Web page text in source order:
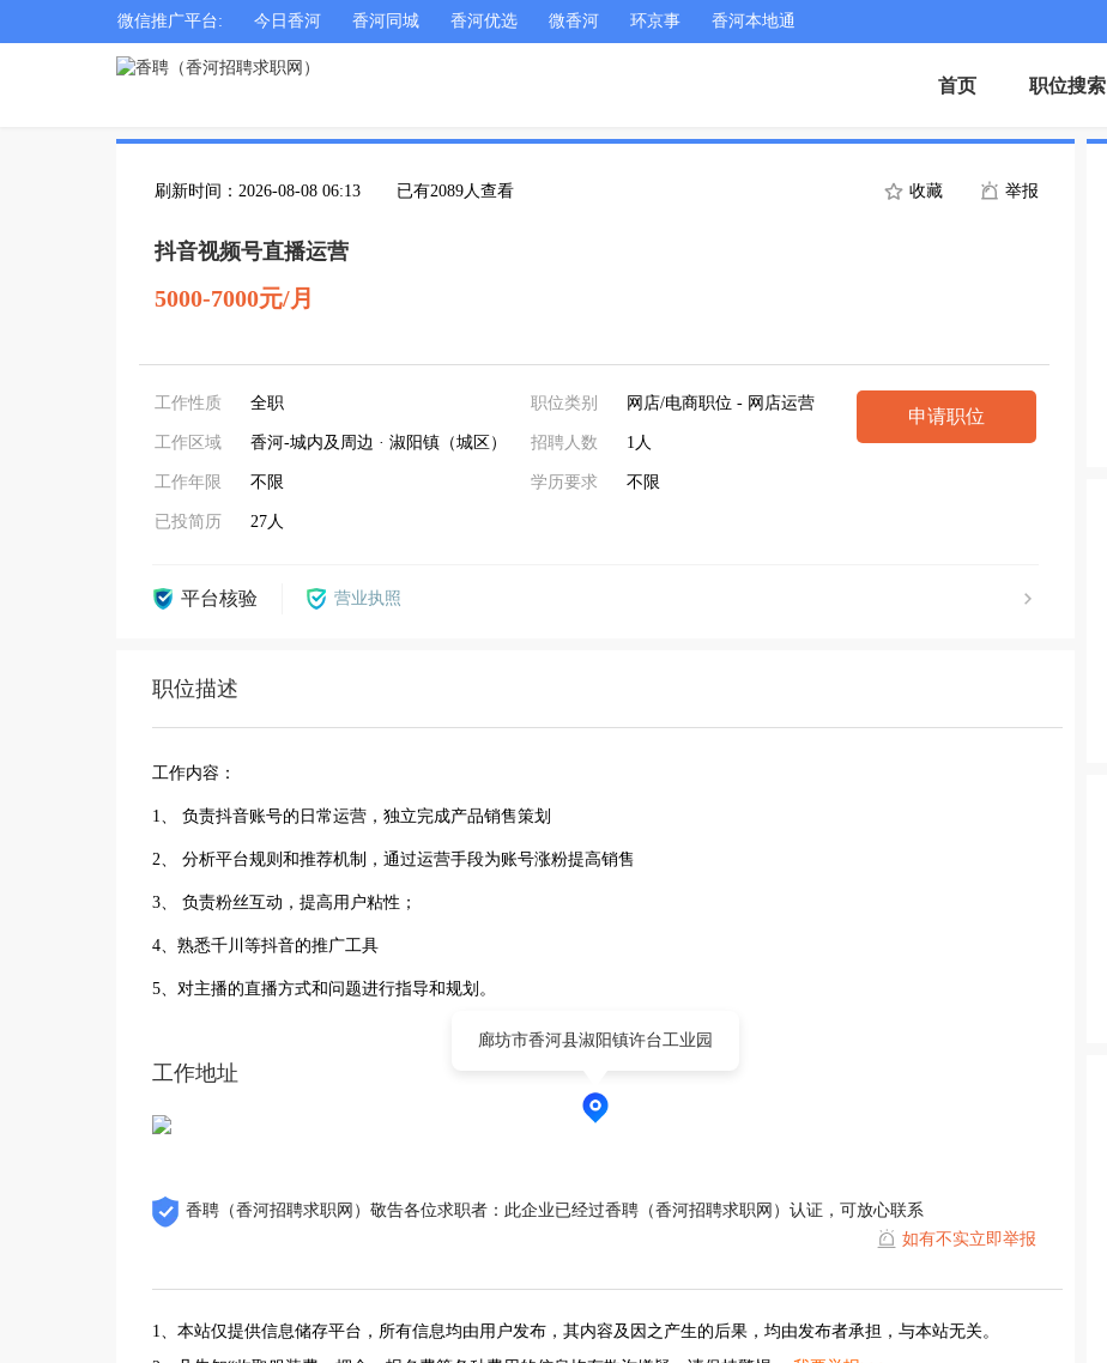
微信推广平台: 今日香河 香河同城 香河优选 微香河 环京事 香河本地通
首页 职位搜索
刷新时间：2026-08-08 06:13 已有2089人查看 收藏 举报
抖音视频号直播运营
5000-7000元/月
工作性质 全职
工作区域 香河-城内及周边 · 淑阳镇（城区）
工作年限 不限
已投简历 27人
职位类别 网店/电商职位 - 网店运营
招聘人数 1人
学历要求 不限
申请职位
平台核验 营业执照
职位描述
工作内容：
1、 负责抖音账号的日常运营，独立完成产品销售策划
2、 分析平台规则和推荐机制，通过运营手段为账号涨粉提高销售
3、 负责粉丝互动，提高用户粘性；
4、熟悉千川等抖音的推广工具
5、对主播的直播方式和问题进行指导和规划。
工作地址
廊坊市香河县淑阳镇许台工业园
香聘（香河招聘求职网）敬告各位求职者：此企业已经过香聘（香河招聘求职网）认证，可放心联系
如有不实立即举报
1、本站仅提供信息储存平台，所有信息均由用户发布，其内容及因之产生的后果，均由发布者承担，与本站无关。